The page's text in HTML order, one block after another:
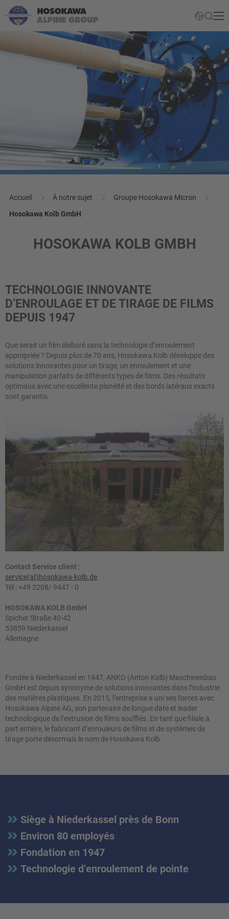
Accueil À notre sujet
Groupe Hosokawa Micron
Hosokawa Kolb GmbH
HOSOKAWA KOLB GMBH
TECHNOLOGIE INNOVANTE
D’ENROULAGE ET DE TIRAGE DE FILMS
DEPUIS 1947
Que serait un film élaboré sans la technologie d’enroulement
appropriée ? Depuis plus de 70 ans, Hosokawa Kolb développe des
solutions innovantes pour un tirage, un enroulement et une
manipulation parfaits de différents types de films. Des résultats
optimaux avec une excellente planéité et des bords latéraux exacts
sont garantis.
Contact Service client :
service(at)hosokawa-kolb.de
Tél : +49 2208/ 9447 - 0
HOSOKAWA KOLB GmbH
Spicher Straße 40-42
53859 Niederkassel
Allemagne
Fondée à Niederkassel en 1947, ANKO (Anton Kolb) Maschinenbau
GmbH est depuis synonyme de solutions innovantes dans l’industrie
des matières plastiques. En 2015, l’entreprise a uni ses forces avec
Hosokawa Alpine AG, son partenaire de longue date et leader
technologique de l’extrusion de films soufflés. En tant que filiale à
part entière, le fabricant d’enrouleurs de films et de systèmes de
tirage porte désormais le nom de Hosokawa Kolb.
Siège à Niederkassel près de Bonn
Environ 80 employés
Fondation en 1947
Technologie d’enroulement de pointe